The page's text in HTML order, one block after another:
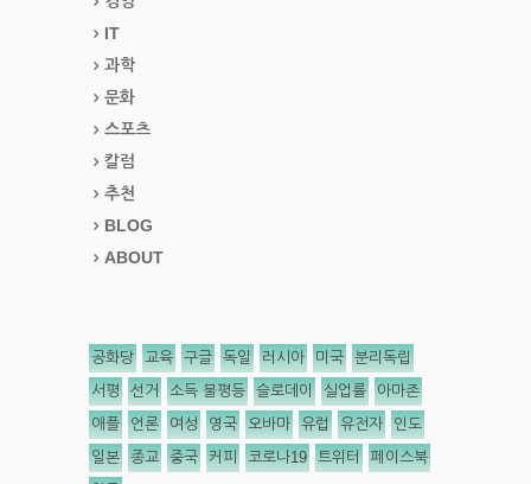
IT
과학
문화
스포츠
칼럼
추천
BLOG
ABOUT
공화당 교육 구글 독일 러시아 미국 분리독립
서평 선거 소득 불평등 슬로데이 실업률 아마존
애플 언론 여성 영국 오바마 유럽 유전자 인도
일본 종교 중국 커피 코로나19 트위터 페이스북